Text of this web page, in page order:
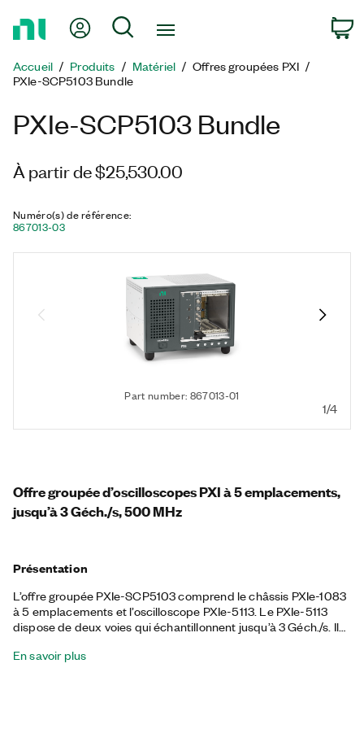
page
d’accueil
Mon compteRechercher
Accueil Produits Matériel
Offres groupées PXI
PXIe-SCP5103 Bundle
PXIe-SCP5103 Bundle
À partir de $25,530.00
Numéro(s) de référence:
867013-03
Part number: 867013-01
1/4
Offre groupée d’oscilloscopes PXI à 5 emplacements,
jusqu’à 3 Géch./s, 500 MHz
Présentation
L’offre groupée PXIe-SCP5103 comprend le châssis PXIe-1083
à 5 emplacements et l’oscilloscope PXIe-5113. Le PXIe-5113
dispose de deux voies qui échantillonnent jusqu’à 3 Géch./s. Il
mémoire embarquée et d’un driver d’instruments qui inclut des
En savoir plus